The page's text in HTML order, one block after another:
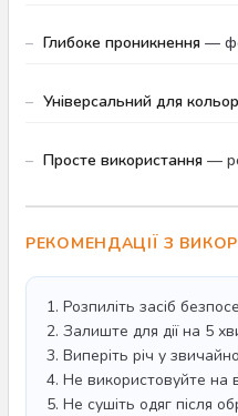
Глибоке проникнення —
Універсальний для
Просте використання —
РЕКОМЕНДАЦІЇ З
1. Розпиліть засіб
2. Залиште для дії на 5
3. Виперіть річ у
4. Не використовуйте на
5. Не сушіть одяг після